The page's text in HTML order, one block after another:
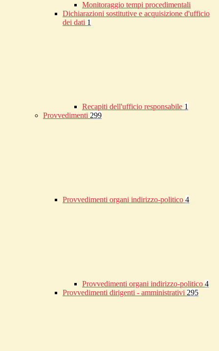
Monitoraggio tempi procedimentali
Dichiarazioni sostitutive e acquisizione d'ufficio
dei dati 1
Recapiti dell'ufficio responsabile 1
Provvedimenti 299
Provvedimenti organi indirizzo-politico 4
Provvedimenti organi indirizzo-politico 4
Provvedimenti dirigenti - amministrativi 295